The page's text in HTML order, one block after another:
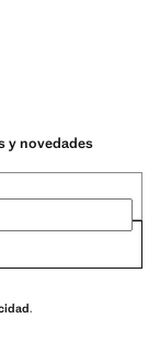
y novedades
.